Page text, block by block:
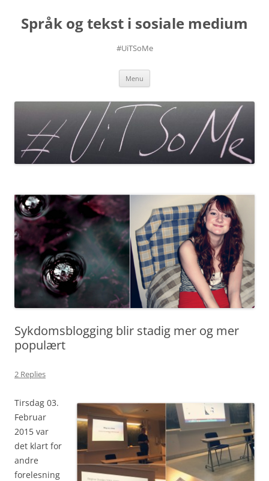
content
Språk og tekst i sosiale medium
#UiTSoMe
Menu
Sykdomsblogging blir stadig mer og mer
populært
2 Replies
Tirsdag 03.
Februar
2015 var
det klart for
andre
forelesning